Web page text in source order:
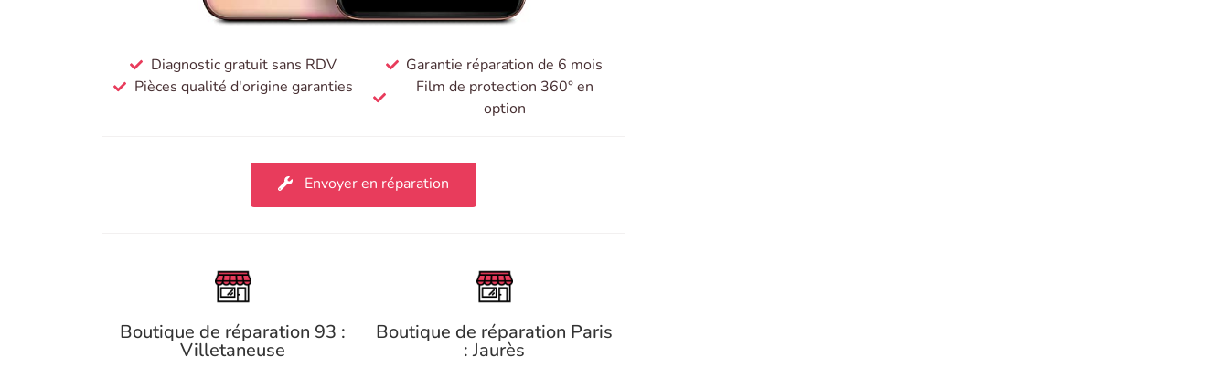
Diagnostic gratuit sans RDV
Pièces qualité d'origine garanties
Garantie réparation de 6 mois
Film de protection 360° en
option
Envoyer en réparation
Boutique de réparation 93 :
Villetaneuse
Boutique de réparation Paris
: Jaurès